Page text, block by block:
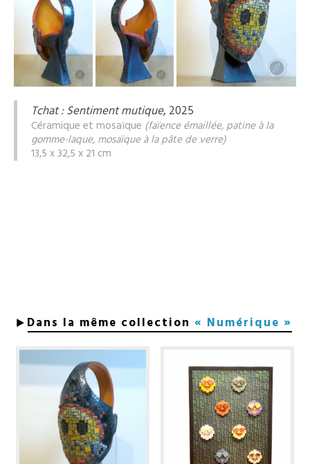
Tchat : Sentiment mutique, 2025
Céramique et mosaïque (faïence émaillée, patine à la
gomme-laque, mosaïque à la pâte de verre)
13,5 x 32,5 x 21 cm
Dans la même collection « Numérique »